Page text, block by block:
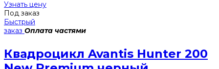
Узнать цену
Под заказ
Быстрый
заказ Оплата частями
Квадроцикл Avantis Hunter 200